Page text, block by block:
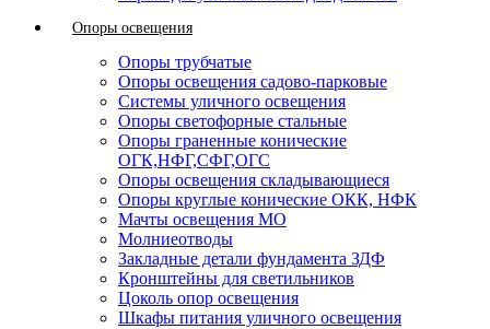
Опоры освещения
Опоры трубчатые
Опоры освещения садово-парковые
Системы уличного освещения
Опоры светофорные стальные
Опоры граненные конические
ОГК,НФГ,СФГ,ОГС
Опоры освещения складывающиеся
Опоры круглые конические ОКК, НФК
Мачты освещения МО
Молниеотводы
Закладные детали фундамента ЗДФ
Кронштейны для светильников
Цоколь опор освещения
Шкафы питания уличного освещения